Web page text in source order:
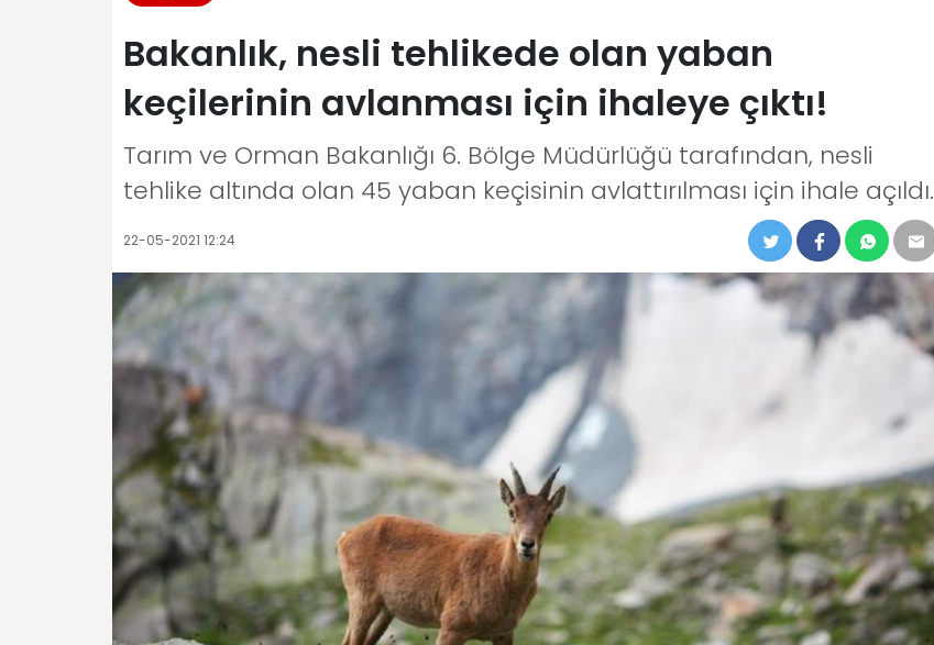
Bakanlık, nesli tehlikede olan yaban
keçilerinin avlanması için ihaleye çıktı!
Tarım ve Orman Bakanlığı 6. Bölge Müdürlüğü tarafından, nesli
tehlike altında olan 45 yaban keçisinin avlattırılması için ihale açıldı.
22-05-2021 12:24